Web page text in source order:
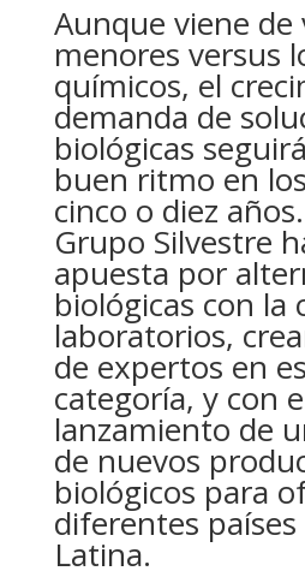
Aunque viene de
menores versus
químicos, el
demanda de
biológicas
buen ritmo en
cinco o diez
Grupo Silvestre
apuesta por
biológicas con la
laboratorios,
de expertos en
categoría, y con
lanzamiento de
de nuevos
biológicos para
diferentes
Latina.